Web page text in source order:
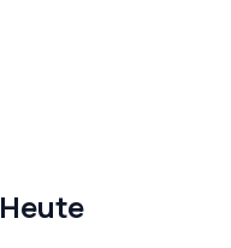
Heute